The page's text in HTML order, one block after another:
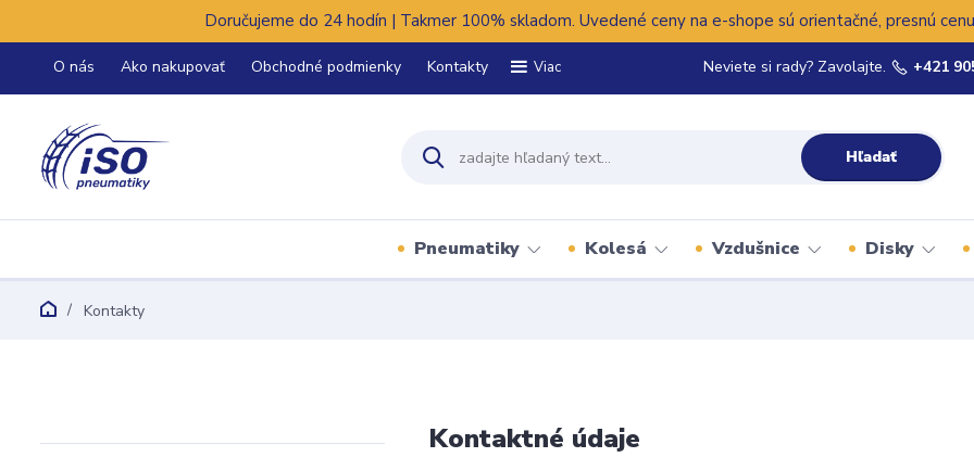
Doručujeme do 24 hodín | Takmer 100% skladom. Uvedené ceny na e-shope sú orientačné, presnú
O nás Ako nakupovať Obchodné podmienky Kontakty Viac
Hľadať
Neviete si rady? Zavolajte. +421
Pneumatiky Kolesá Vzdušnice Disky
Kontakty
Kontaktné údaje